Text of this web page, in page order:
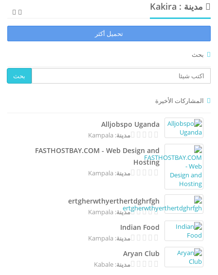
مدينة : Kakira
تحميل أكثر
بحث
بحث
المشاركات الأخيرة
Alljobspo Uganda
مدينة: Kampala
FASTHOSTBAY.COM - Web Design and
Hosting
مدينة: Kampala
ertgherwthyerthertdghrfgh
مدينة: Kampala
Indian Food
مدينة: Kampala
Aryan Club
مدينة: Kabale